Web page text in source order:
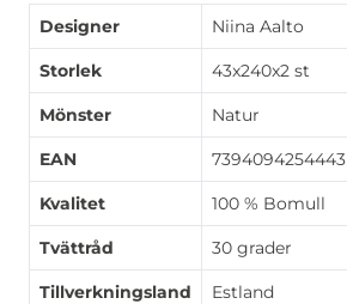
Designer Niina Aalto
Storlek 43x240x2 st
Mönster Natur
EAN 7394094254443
Kvalitet 100 % Bomull
Tvättråd 30 grader
Tillverkningsland Estland